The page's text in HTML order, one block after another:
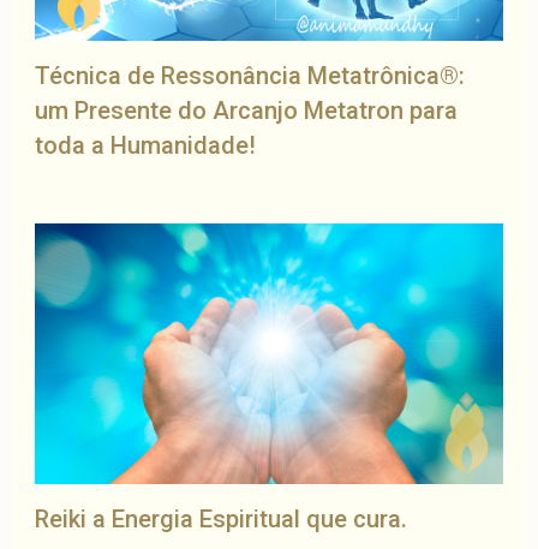
Técnica de Ressonância Metatrônica®:
um Presente do Arcanjo Metatron para
toda a Humanidade!
Reiki a Energia Espiritual que cura.